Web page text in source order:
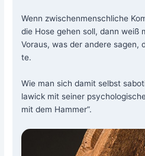
Wenn zwi­schen­mensch­li­che
die Hose gehen soll, dann weiß
Vor­aus, was der ande­re sagen,
te.
Wie man sich damit selbst
la­wick mit sei­ner
mit dem Hammer”.